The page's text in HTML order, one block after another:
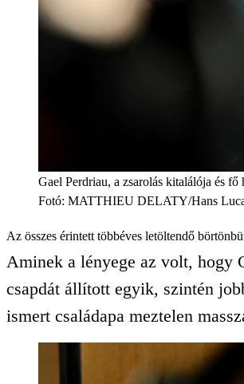
Gael Perdriau, a zsarolás kitalálója és fő
Fotó: MATTHIEU DELATY/Hans
Az összes érintett többéves letöltendő
Aminek a lényege az volt, hogy
csapdát állított egyik, szintén
ismert családapa meztelen